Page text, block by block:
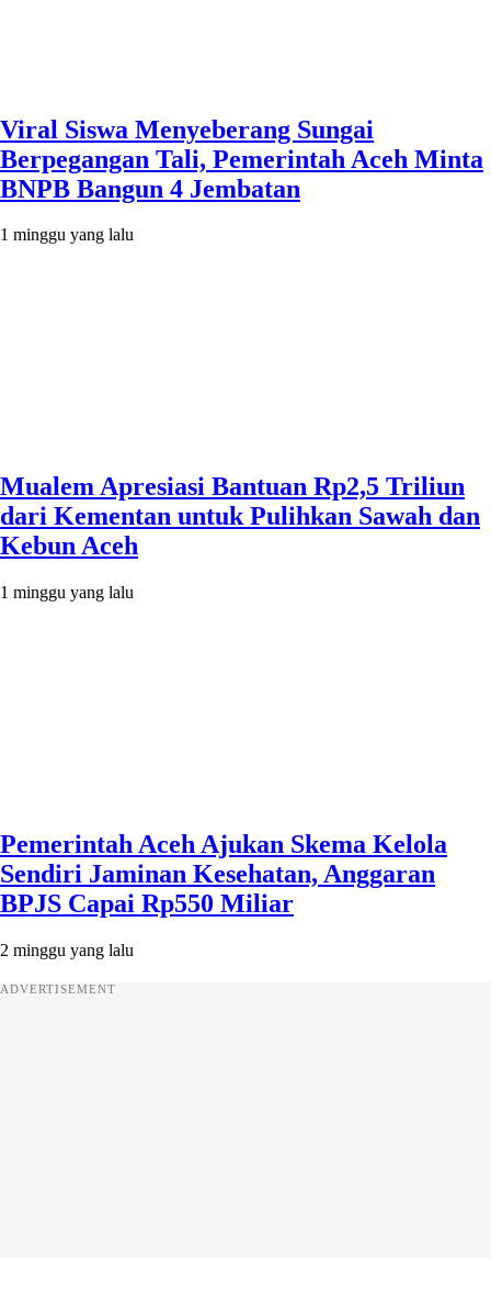
Viral Siswa Menyeberang Sungai
Berpegangan Tali, Pemerintah Aceh Minta
BNPB Bangun 4 Jembatan
1 minggu yang lalu
Mualem Apresiasi Bantuan Rp2,5 Triliun
dari Kementan untuk Pulihkan Sawah dan
Kebun Aceh
1 minggu yang lalu
Pemerintah Aceh Ajukan Skema Kelola
Sendiri Jaminan Kesehatan, Anggaran
BPJS Capai Rp550 Miliar
2 minggu yang lalu
ADVERTISEMENT